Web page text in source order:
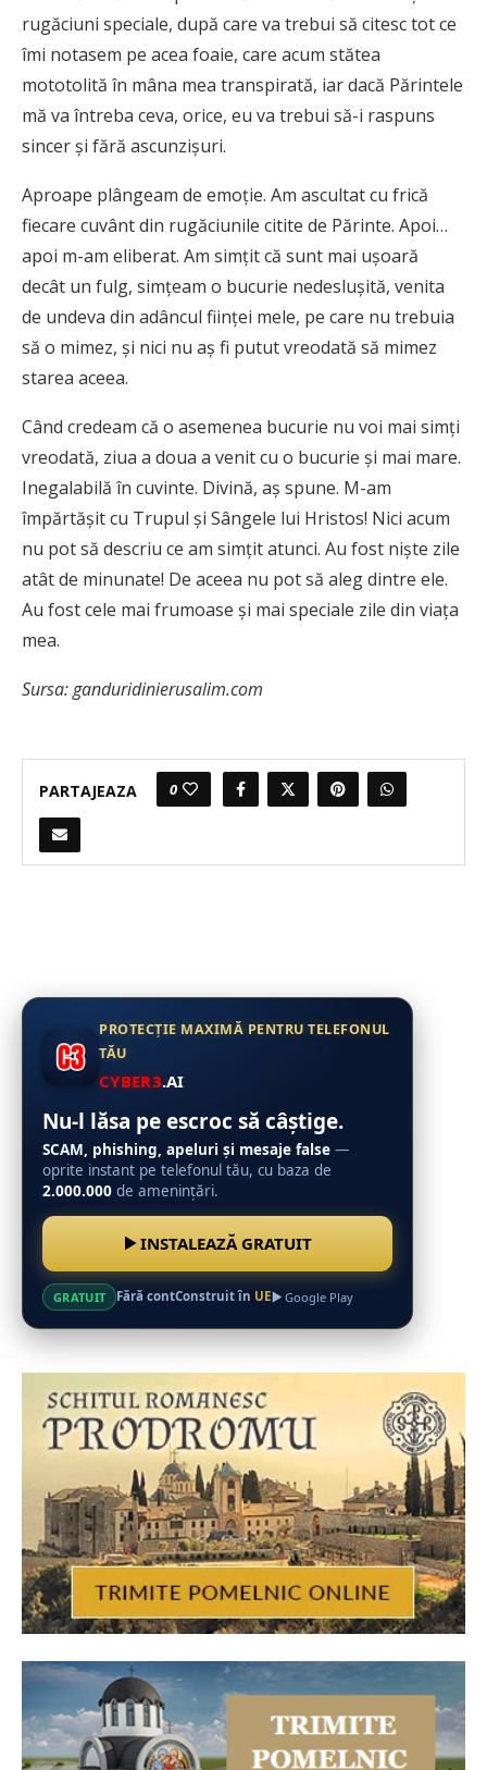
rugăciuni speciale, după care va trebui să citesc tot ce
îmi notasem pe acea foaie, care acum stătea
mototolită în mâna mea transpirată, iar dacă Părintele
mă va întreba ceva, orice, eu va trebui să-i raspuns
sincer şi fără ascunzişuri.
Aproape plângeam de emoţie. Am ascultat cu frică
fiecare cuvânt din rugăciunile citite de Părinte. Apoi…
apoi m-am eliberat. Am simţit că sunt mai uşoară
decât un fulg, simţeam o bucurie nedesluşită, venita
de undeva din adâncul fiinţei mele, pe care nu trebuia
să o mimez, şi nici nu aş fi putut vreodată să mimez
starea aceea.
Când credeam că o asemenea bucurie nu voi mai simţi
vreodată, ziua a doua a venit cu o bucurie şi mai mare.
Inegalabilă în cuvinte. Divină, aş spune. M-am
împărtăşit cu Trupul şi Sângele lui Hristos! Nici acum
nu pot să descriu ce am simţit atunci. Au fost nişte zile
atât de minunate! De aceea nu pot să aleg dintre ele.
Au fost cele mai frumoase şi mai speciale zile din viaţa
mea.
Sursa: ganduridinierusalim.com
PARTAJEAZA 0
PROTECȚIE MAXIMĂ PENTRU TELEFONUL
TĂU
CYBER3.AI
Nu-l lăsa pe escroc să câștige.
SCAM, phishing, apeluri și mesaje false —
oprite instant pe telefonul tău, cu baza de
2.000.000 de amenințări.
INSTALEAZĂ GRATUIT
GRATUIT Fără contConstruit în UE Google Play